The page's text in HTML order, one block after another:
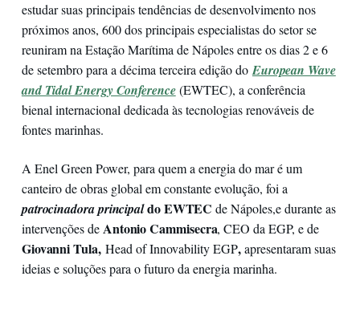
estudar suas principais tendências de desenvolvimento nos
próximos anos, 600 dos principais especialistas do setor se
reuniram na Estação Marítima de Nápoles entre os dias 2 e 6
de setembro para a décima terceira edição doEuropean Wave
and Tidal Energy Conference(EWTEC), a conferência
bienal internacional dedicada às tecnologias renováveis de
fontes marinhas.
A Enel Green Power, para quem a energia do mar é um
canteiro de obras global em constante evolução, foi a
patrocinadora principaldo EWTEC de Nápoles,e durante as
intervenções deAntonio Cammisecra, CEO da EGP, e de
Giovanni Tula, Head of Innovability EGP,apresentaram suas
ideias e soluções para o futuro da energia marinha.